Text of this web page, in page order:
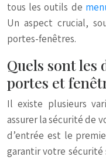
tous les outils de
Un aspect crucial,
portes-fenêtres.
Quels sont les
portes et
Il existe plusieurs
assurer la sécurité de
d’entrée est le
garantir votre sécurité